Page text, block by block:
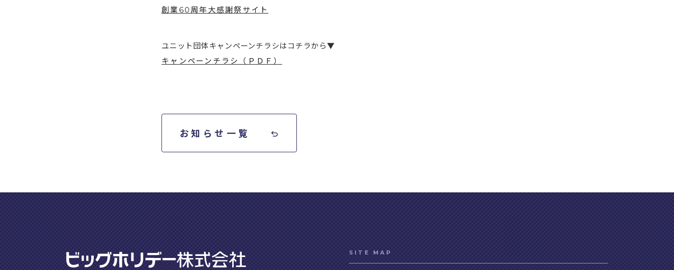
創業60周年大感謝祭サイト
ユニット団体キャンペーンチラシはコチラから▼
キャンペーンチラシ（ＰＤＦ）
お知らせ一覧
SITE MAP